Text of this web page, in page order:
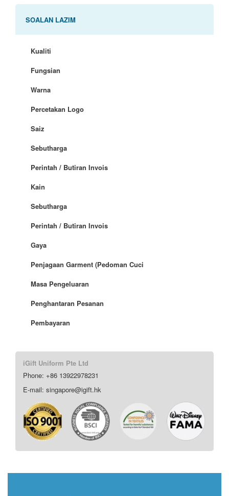
SOALAN LAZIM
Kualiti
Fungsian
Warna
Percetakan Logo
Saiz
Sebutharga
Perintah / Butiran Invois
Kain
Sebutharga
Perintah / Butiran Invois
Gaya
Penjagaan Garment (Pedoman Cuci
Masa Pengeluaran
Penghantaran Pesanan
Pembayaran
iGift Uniform Pte Ltd
Phone: +86 13922978231
E-mail: singapore@igift.hk